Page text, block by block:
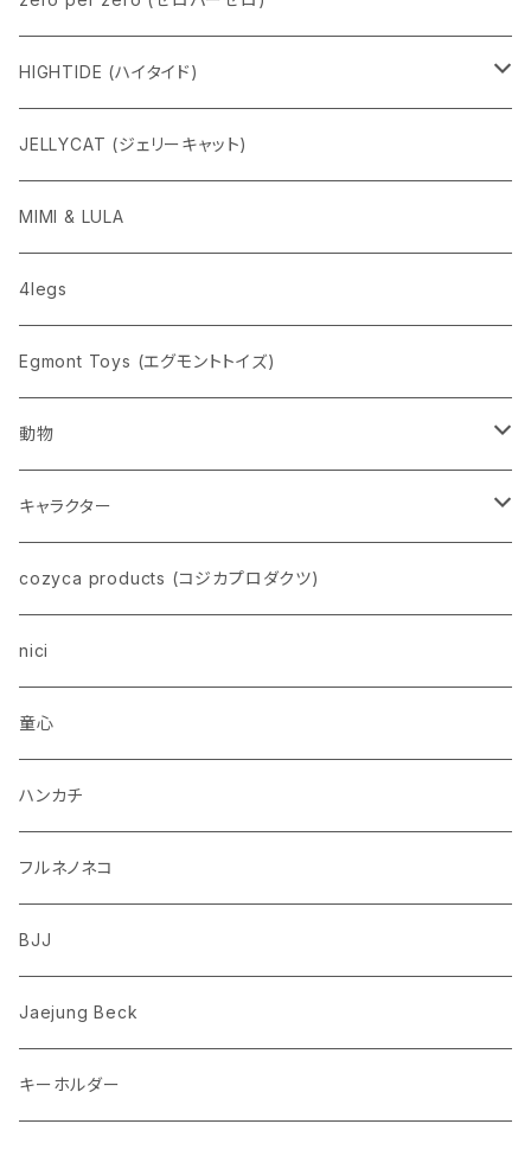
HIGHTIDE (ハイタイド)
ニューレトロ
penco
nahe
pppppins（ピーーーーンズ）
JELLYCAT (ジェリーキャット)
MIMI & LULA
4legs
Egmont Toys (エグモントトイズ)
動物
ネコ
イヌ
トイプードル
柴犬
ポメラニアン
コーギー
ウザギ
パンダ
リス
クマ
ゾウ
トリ
キャラクター
スヌーピー
モンチッチ
ムーミン
ちいかわ
ミッフィー
Richard Scarry (リチャード・スキャリー)
おぱんちゅうさぎ/んぽちゃむ
cozyca products (コジカプロダクツ)
nici
童心
ハンカチ
フルネノネコ
BJJ
Jaejung Beck
キーホルダー